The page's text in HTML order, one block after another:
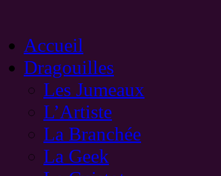
au
contenuAccueil
Dragouilles
Les Jumeaux
L’Artiste
La Branchée
La Geek